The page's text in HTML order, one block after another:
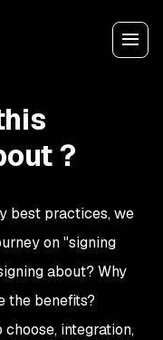
?
best practices, we
on "signing
about? Why
the benefits?
integration,